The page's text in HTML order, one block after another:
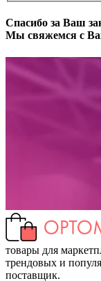
Спасибо за Ваш
Мы свяжемся с
товары для
трендовых и
поставщик.